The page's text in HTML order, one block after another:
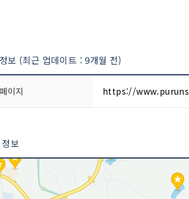
보 (최근 업데이트 : 9개월 전)
이지 https://
보